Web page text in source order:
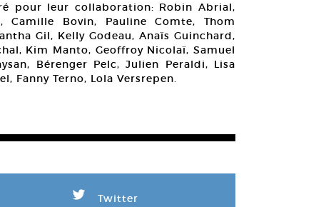
pour leur collaboration: Robin Abrial,
Camille Bovin, Pauline Comte, Thom
Gil, Kelly Godeau, Anaïs Guinchard,
Kim Manto, Geoffroy Nicolaï, Samuel
Bérenger Pelc, Julien Peraldi, Lisa
Fanny Terno, Lola Versrepen.
L Twitter